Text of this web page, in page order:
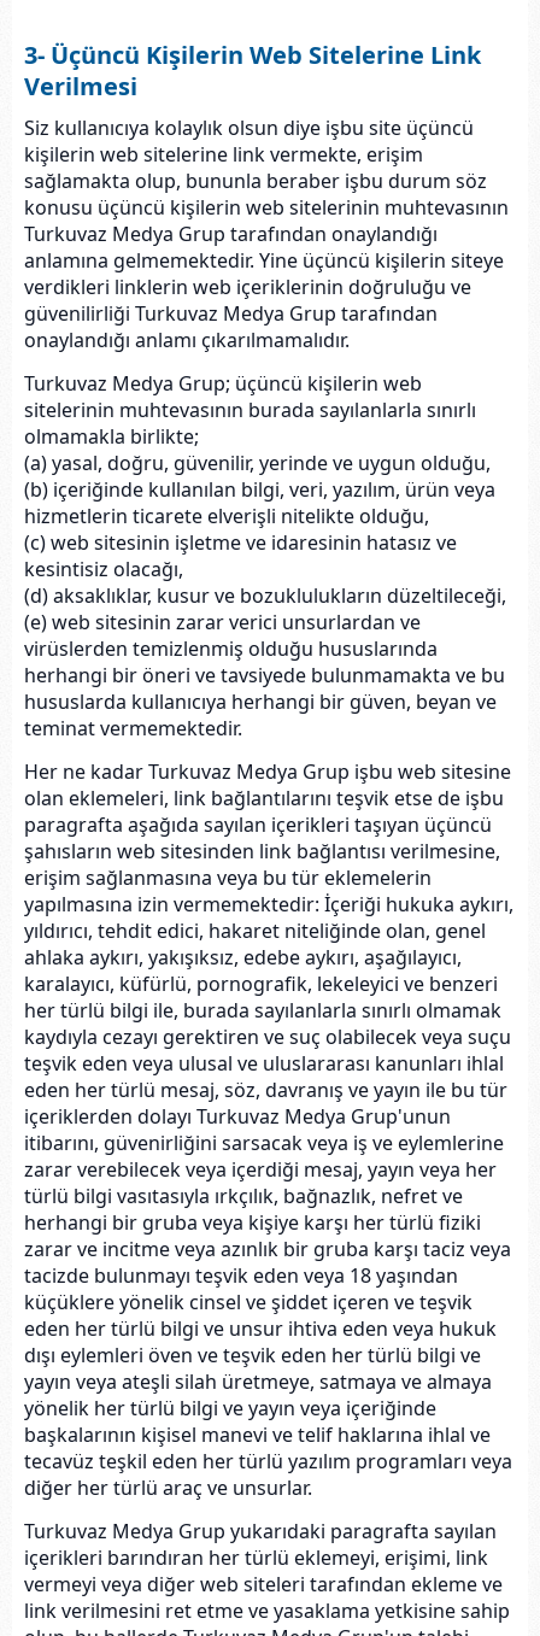
3- Üçüncü Kişilerin Web Sitelerine Link
Verilmesi
Siz kullanıcıya kolaylık olsun diye işbu site üçüncü
kişilerin web sitelerine link vermekte, erişim
sağlamakta olup, bununla beraber işbu durum söz
konusu üçüncü kişilerin web sitelerinin muhtevasının
Turkuvaz Medya Grup tarafından onaylandığı
anlamına gelmemektedir. Yine üçüncü kişilerin siteye
verdikleri linklerin web içeriklerinin doğruluğu ve
güvenilirliği Turkuvaz Medya Grup tarafından
onaylandığı anlamı çıkarılmamalıdır.
Turkuvaz Medya Grup; üçüncü kişilerin web
sitelerinin muhtevasının burada sayılanlarla sınırlı
olmamakla birlikte;
(a) yasal, doğru, güvenilir, yerinde ve uygun olduğu,
(b) içeriğinde kullanılan bilgi, veri, yazılım, ürün veya
hizmetlerin ticarete elverişli nitelikte olduğu,
(c) web sitesinin işletme ve idaresinin hatasız ve
kesintisiz olacağı,
(d) aksaklıklar, kusur ve bozuklulukların düzeltileceği,
(e) web sitesinin zarar verici unsurlardan ve
virüslerden temizlenmiş olduğu hususlarında
herhangi bir öneri ve tavsiyede bulunmamakta ve bu
hususlarda kullanıcıya herhangi bir güven, beyan ve
teminat vermemektedir.
Her ne kadar Turkuvaz Medya Grup işbu web sitesine
olan eklemeleri, link bağlantılarını teşvik etse de işbu
paragrafta aşağıda sayılan içerikleri taşıyan üçüncü
şahısların web sitesinden link bağlantısı verilmesine,
erişim sağlanmasına veya bu tür eklemelerin
yapılmasına izin vermemektedir: İçeriği hukuka aykırı,
yıldırıcı, tehdit edici, hakaret niteliğinde olan, genel
ahlaka aykırı, yakışıksız, edebe aykırı, aşağılayıcı,
karalayıcı, küfürlü, pornografik, lekeleyici ve benzeri
her türlü bilgi ile, burada sayılanlarla sınırlı olmamak
kaydıyla cezayı gerektiren ve suç olabilecek veya suçu
teşvik eden veya ulusal ve uluslararası kanunları ihlal
eden her türlü mesaj, söz, davranış ve yayın ile bu tür
içeriklerden dolayı Turkuvaz Medya Grup'unun
itibarını, güvenirliğini sarsacak veya iş ve eylemlerine
zarar verebilecek veya içerdiği mesaj, yayın veya her
türlü bilgi vasıtasıyla ırkçılık, bağnazlık, nefret ve
herhangi bir gruba veya kişiye karşı her türlü fiziki
zarar ve incitme veya azınlık bir gruba karşı taciz veya
tacizde bulunmayı teşvik eden veya 18 yaşından
küçüklere yönelik cinsel ve şiddet içeren ve teşvik
eden her türlü bilgi ve unsur ihtiva eden veya hukuk
dışı eylemleri öven ve teşvik eden her türlü bilgi ve
yayın veya ateşli silah üretmeye, satmaya ve almaya
yönelik her türlü bilgi ve yayın veya içeriğinde
başkalarının kişisel manevi ve telif haklarına ihlal ve
tecavüz teşkil eden her türlü yazılım programları veya
diğer her türlü araç ve unsurlar.
Turkuvaz Medya Grup yukarıdaki paragrafta sayılan
içerikleri barındıran her türlü eklemeyi, erişimi, link
vermeyi veya diğer web siteleri tarafından ekleme ve
link verilmesini ret etme ve yasaklama yetkisine sahip